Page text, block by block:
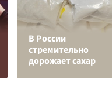
В России
стремительно
дорожает сахар